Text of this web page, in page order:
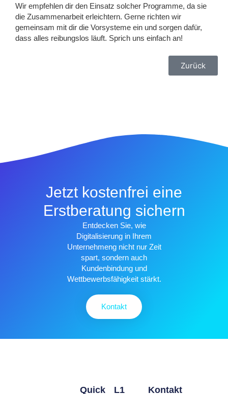
Wir empfehlen dir den Einsatz solcher Programme, da sie
die Zusammenarbeit erleichtern. Gerne richten wir
gemeinsam mit dir die Vorsysteme ein und sorgen dafür,
dass alles reibungslos läuft. Sprich uns einfach an!
Zurück
Jetzt kostenfrei eine
Erstberatung sichern
Entdecken Sie, wie
Digitalisierung in Ihrem
Unternehmeng nicht nur Zeit
spart, sondern auch
Kundenbindung und
Wettbewerbsfähigkeit stärkt.
Kontakt
L1
Quick Kontakt